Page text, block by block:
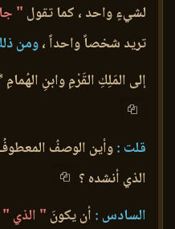
لشيءٍ واحد ، كما تقول "
تريد شخصاً واحداً ،ومن
إلى المَلِكِ القَرْمِ وابنِ
قلت :وأين الوصفُ
الذي أنشده ؟
السادس : أن يكونَ " الذي "